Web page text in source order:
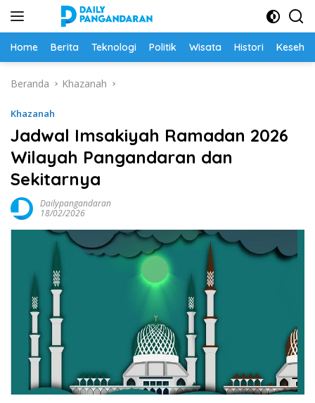
Home Berita Teknologi Politik Wisata Histori
Beranda Khazanah
Khazanah
Jadwal Imsakiyah Ramadan 2026
Wilayah Pangandaran dan
Sekitarnya
Dailypangandaran
18/02/2026